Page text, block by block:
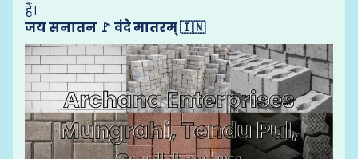
हैं।
जय सनातन 🚩 वंदे मातरम् 🇮🇳